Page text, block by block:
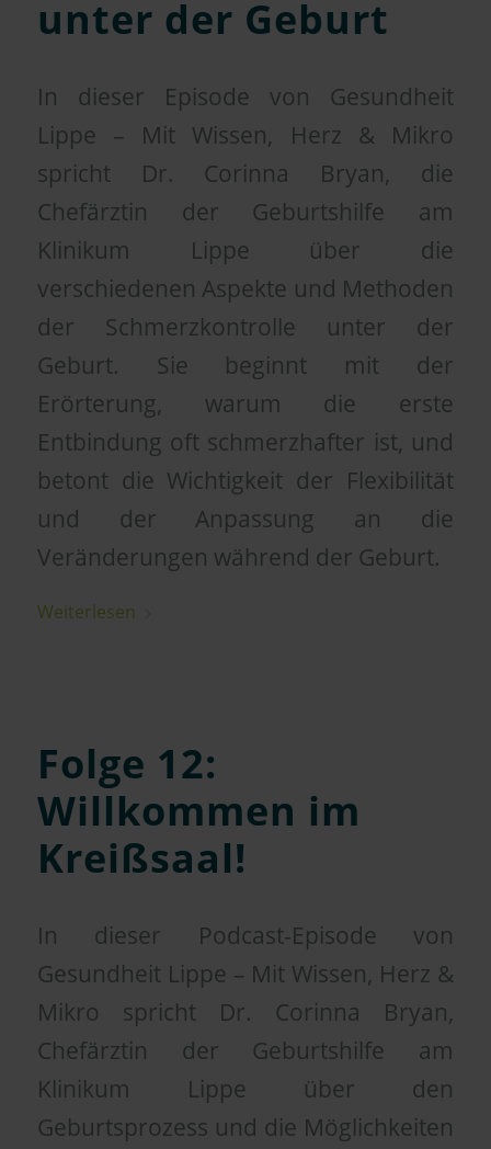
unter der Geburt
In dieser Episode von Gesundheit
Lippe – Mit Wissen, Herz & Mikro
spricht Dr. Corinna Bryan, die
Chefärztin der Geburtshilfe am
Klinikum Lippe über die
verschiedenen Aspekte und Methoden
der Schmerzkontrolle unter der
Geburt. Sie beginnt mit der
Erörterung, warum die erste
Entbindung oft schmerzhafter ist, und
betont die Wichtigkeit der Flexibilität
und der Anpassung an die
Veränderungen während der Geburt.
Weiterlesen
Folge 12:
Willkommen im
Kreißsaal!
In dieser Podcast-Episode von
Gesundheit Lippe – Mit Wissen, Herz &
Mikro spricht Dr. Corinna Bryan,
Chefärztin der Geburtshilfe am
Klinikum Lippe über den
Geburtsprozess und die Möglichkeiten